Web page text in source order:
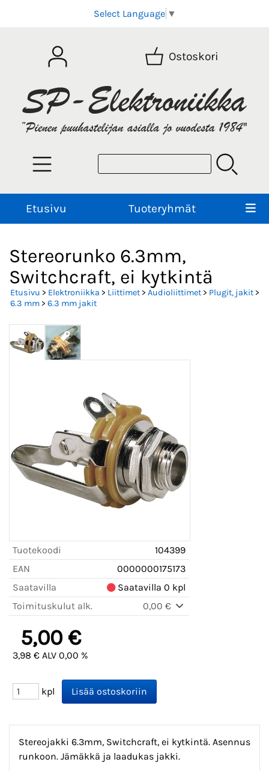
Select Language ▼
Ostoskori
Etusivu Tuoteryhmät
Stereorunko 6.3mm,
Switchcraft, ei kytkintä
Etusivu > Elektroniikka > Liittimet> Audioliittimet> Plugit, jakit>
6.3 mm> 6.3 mm jakit
Tuotekoodi
104399
EAN
0000000175173
Saatavilla
Saatavilla 0 kpl
Toimituskulut alk.
0,00 €
5,00 €
3,98 € ALV 0,00 %
kpl
Stereojakki 6.3mm, Switchcraft, ei kytkintä. Asennus
runkoon. Jämäkkä ja laadukas jakki.